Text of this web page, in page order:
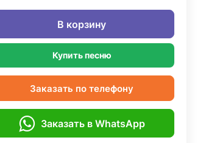
В корзину
Купить песню
Заказать по телефону
Заказать в WhatsApp